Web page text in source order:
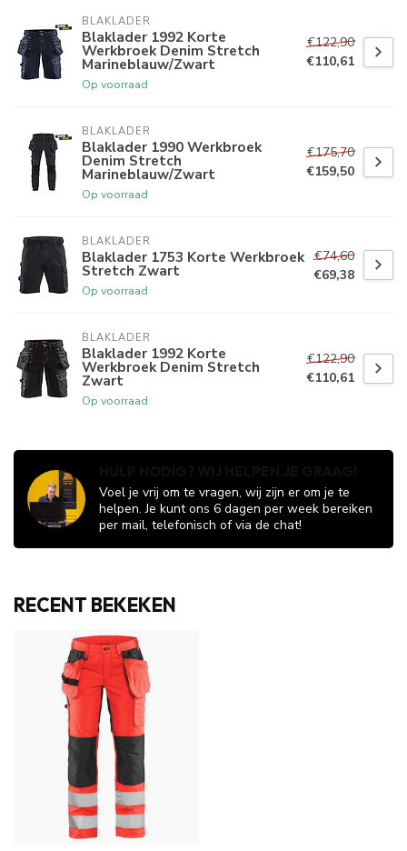
BLAKLADER
Blaklader 1992 Korte
Werkbroek Denim Stretch
Marineblauw/Zwart
Op voorraad
€122,90
€110,61
BLAKLADER
Blaklader 1990 Werkbroek
Denim Stretch
Marineblauw/Zwart
Op voorraad
€175,70
€159,50
BLAKLADER
Blaklader 1753 Korte Werkbroek
Stretch Zwart
Op voorraad
€74,60
€69,38
BLAKLADER
Blaklader 1992 Korte
Werkbroek Denim Stretch
Zwart
Op voorraad
€122,90
€110,61
Voel je vrij om te vragen, wij zijn er om je te
helpen. Je kunt ons 6 dagen per week bereiken
per mail, telefonisch of via de chat!
RECENT BEKEKEN